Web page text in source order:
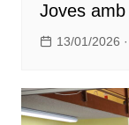
Joves
13/01/2026